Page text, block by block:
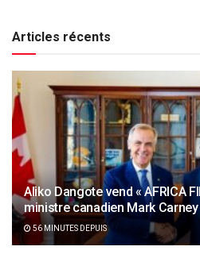
Articles récents
Aliko Dangote vend « AFRICA
ministre canadien Mark Carney
56 MINUTES DEPUIS